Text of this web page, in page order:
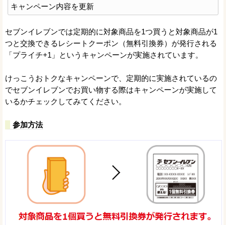
キャンペーン内容を更新
セブンイレブンでは定期的に対象商品を1つ買うと対象商品が1
つと交換できるレシートクーポン（無料引換券）が発行される
「プライチ+1」というキャンペーンが実施されています。
けっこうおトクなキャンペーンで、定期的に実施されているの
でセブンイレブンでお買い物する際はキャンペーンが実施して
いるかチェックしてみてください。
参加方法